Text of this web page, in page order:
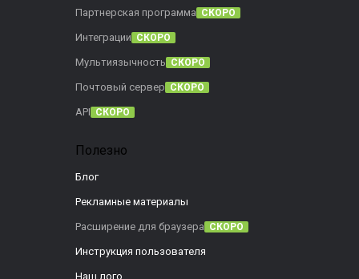
Партнерская программа СКОРО
Интеграции СКОРО
Мультиязычность СКОРО
Почтовый сервер СКОРО
API СКОРО
Полезно
Блог
Рекламные материалы
Расширение для браузера СКОРО
Инструкция пользователя
Наш лого